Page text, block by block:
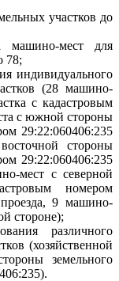
участков до
машино-мест для
78;
индивидуального
(28 машино-
с кадастровым
с южной стороны
29:22:060406:235
стороны
29:22:060406:235
мест с северной
номером
9 машино-
стороне);
различного
(хозяйственной
земельного